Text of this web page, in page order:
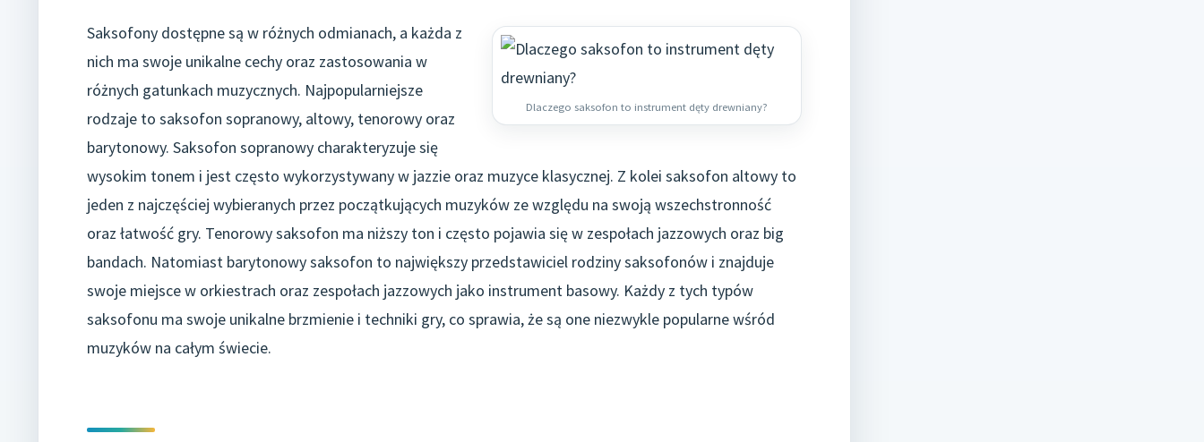
Dlaczego saksofon to instrument dęty drewniany?
Saksofony dostępne są w różnych odmianach, a każda z
nich ma swoje unikalne cechy oraz zastosowania w
różnych gatunkach muzycznych. Najpopularniejsze
rodzaje to saksofon sopranowy, altowy, tenorowy oraz
barytonowy. Saksofon sopranowy charakteryzuje się
wysokim tonem i jest często wykorzystywany w jazzie oraz muzyce klasycznej. Z kolei saksofon altowy to
jeden z najczęściej wybieranych przez początkujących muzyków ze względu na swoją wszechstronność
oraz łatwość gry. Tenorowy saksofon ma niższy ton i często pojawia się w zespołach jazzowych oraz big
bandach. Natomiast barytonowy saksofon to największy przedstawiciel rodziny saksofonów i znajduje
swoje miejsce w orkiestrach oraz zespołach jazzowych jako instrument basowy. Każdy z tych typów
saksofonu ma swoje unikalne brzmienie i techniki gry, co sprawia, że są one niezwykle popularne wśród
muzyków na całym świecie.